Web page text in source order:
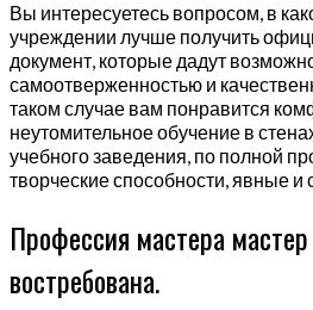
Вы интересуетесь вопросом, в
учреждении лучше получить
документ, которые дадут
самоотверженностью и
таком случае вам понравится
неутомительное обучение в
учебного заведения, по полной
творческие способности, явные
Профессия мастера
востребована.